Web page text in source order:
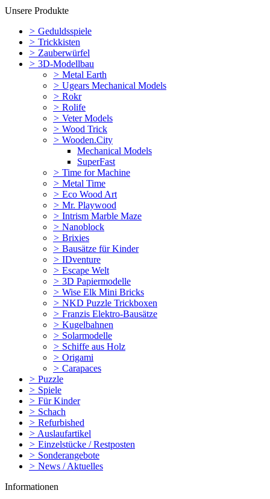
Unsere Produkte
> Geduldsspiele
> Trickkisten
> Zauberwürfel
> 3D-Modellbau
> Metal Earth
> Ugears Mechanical Models
> Rokr
> Rolife
> Veter Models
> Wood Trick
> Wooden.City
Mechanical Models
SuperFast
> Time for Machine
> Metal Time
> Eco Wood Art
> Mr. Playwood
> Intrism Marble Maze
> Nanoblock
> Brixies
> Bausätze für Kinder
> IDventure
> Escape Welt
> 3D Papiermodelle
> Wise Elk Mini Bricks
> NKD Puzzle Trickboxen
> Franzis Elektro-Bausätze
> Kugelbahnen
> Solarmodelle
> Schiffe aus Holz
> Origami
> Carapaces
> Puzzle
> Spiele
> Für Kinder
> Schach
> Refurbished
> Auslaufartikel
> Einzelstücke / Restposten
> Sonderangebote
> News / Aktuelles
Informationen